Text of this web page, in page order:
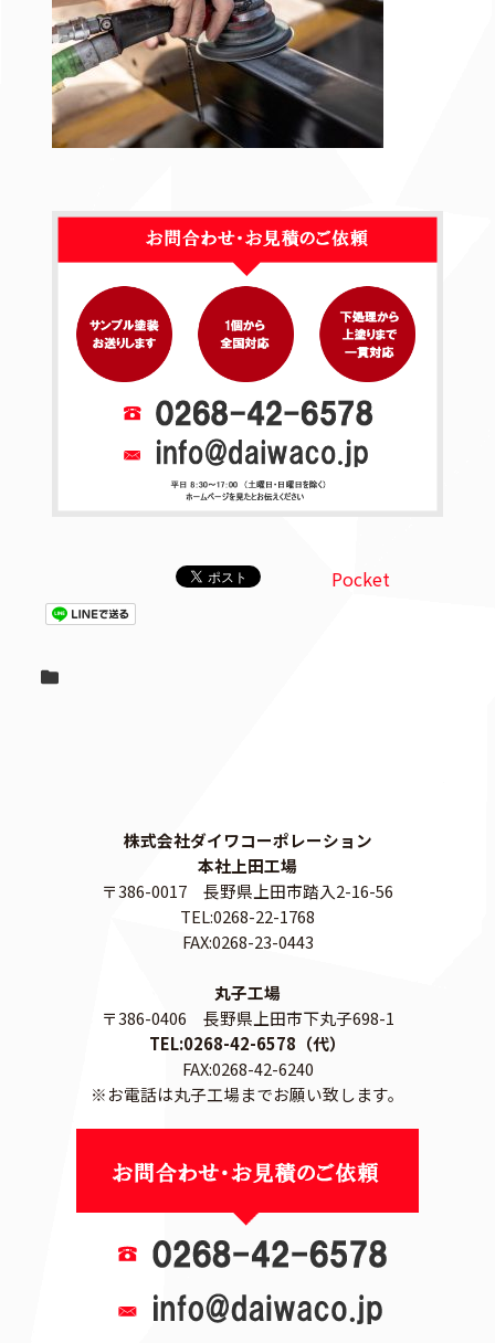
Pocket
株式会社ダイワコーポレーション
本社上田工場
〒386-0017 長野県上田市踏入2-16-56
TEL:0268-22-1768
FAX:0268-23-0443
丸子工場
〒386-0406 長野県上田市下丸子698-1
TEL:0268-42-6578（代）
FAX:0268-42-6240
※お電話は丸子工場までお願い致します。